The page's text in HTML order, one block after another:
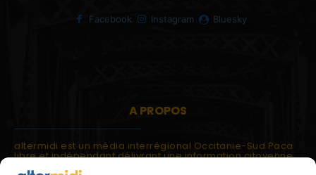
Facebook Instagram Bluesky
A PROPOS
altermidi est un média interrégional Occitanie-Sud Paca
libre et indépendant délivrant une information citoyenne